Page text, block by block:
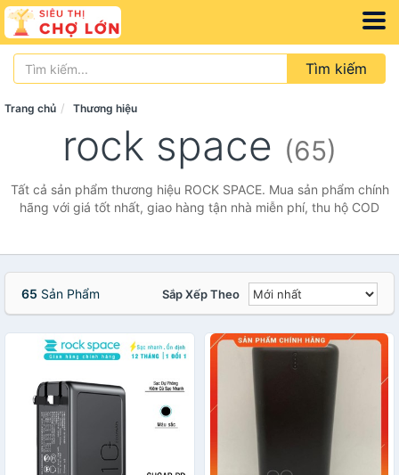
Tìm kiếm
Trang chủ Thương hiệu
rock space (65)
Tất cả sản phẩm thương hiệu ROCK SPACE. Mua sản phẩm chính
hãng với giá tốt nhất, giao hàng tận nhà miễn phí, thu hộ COD
65 Sản Phẩm Sắp Xếp Theo